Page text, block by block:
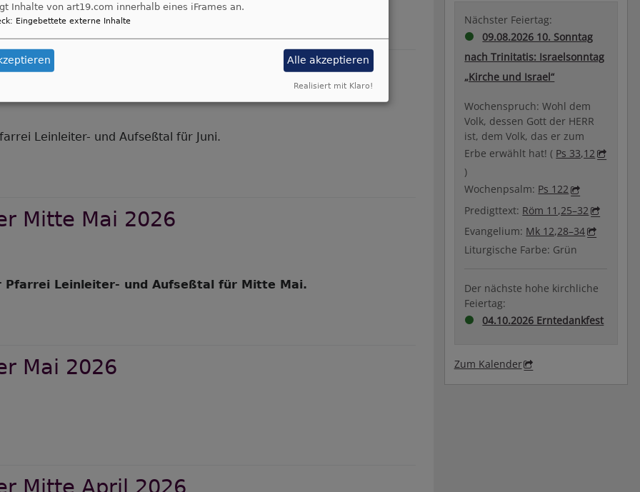
Juni 2026
Leinleiter- und Aufseßtal für Juni.
Mitte Mai 2026
Pfarrei Leinleiter- und Aufseßtal für Mitte Mai.
Mai 2026
Mitte April 2026
Nächster Feiertag:
09.08.2026 10. Sonntag
nach Trinitatis: Israelsonntag
„Kirche und Israel“
Wochenspruch: Wohl dem
Volk, dessen Gott der HERR
ist, dem Volk, das er zum
Erbe erwählt hat! ( Ps 33,12
)
Wochenpsalm: Ps 122
Predigttext: Röm 11,25–32
Evangelium: Mk 12,28–34
Liturgische Farbe: Grün
Der nächste hohe kirchliche
Feiertag:
04.10.2026 Erntedankfest
Zum Kalender
Inhalte von art19.com innerhalb eines iFrames an.
: Eingebettete externe Inhalte
Alle akzeptieren
Realisiert mit Klaro!